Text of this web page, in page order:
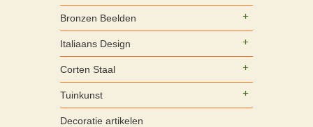
Bronzen Beelden
Italiaans Design
Corten Staal
Tuinkunst
Decoratie artikelen